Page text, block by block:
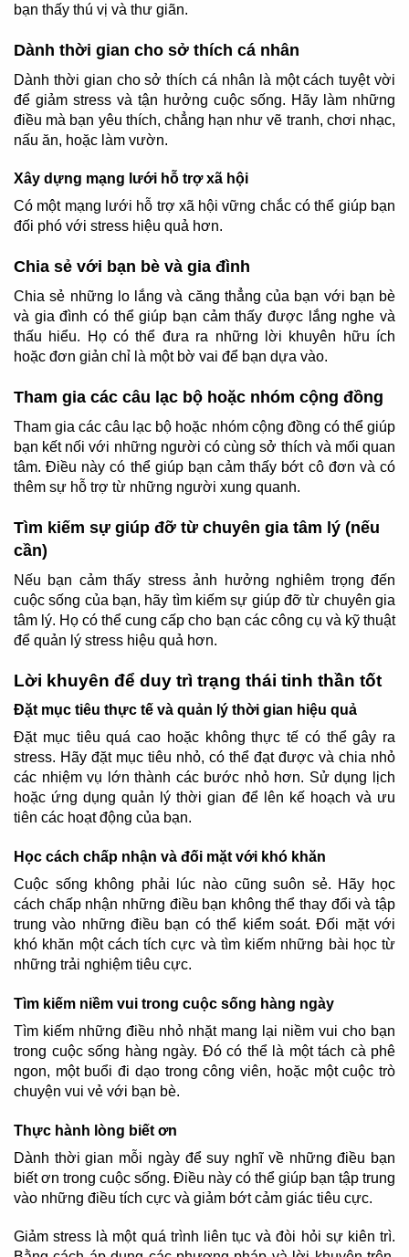
bạn thấy thú vị và thư giãn.
Dành thời gian cho sở thích cá nhân
Dành thời gian cho sở thích cá nhân là một cách tuyệt vời
để giảm stress và tận hưởng cuộc sống. Hãy làm những
điều mà bạn yêu thích, chẳng hạn như vẽ tranh, chơi nhạc,
nấu ăn, hoặc làm vườn.
Xây dựng mạng lưới hỗ trợ xã hội
Có một mạng lưới hỗ trợ xã hội vững chắc có thể giúp bạn
đối phó với stress hiệu quả hơn.
Chia sẻ với bạn bè và gia đình
Chia sẻ những lo lắng và căng thẳng của bạn với bạn bè
và gia đình có thể giúp bạn cảm thấy được lắng nghe và
thấu hiểu. Họ có thể đưa ra những lời khuyên hữu ích
hoặc đơn giản chỉ là một bờ vai để bạn dựa vào.
Tham gia các câu lạc bộ hoặc nhóm cộng đồng
Tham gia các câu lạc bộ hoặc nhóm cộng đồng có thể giúp
bạn kết nối với những người có cùng sở thích và mối quan
tâm. Điều này có thể giúp bạn cảm thấy bớt cô đơn và có
thêm sự hỗ trợ từ những người xung quanh.
Tìm kiếm sự giúp đỡ từ chuyên gia tâm lý (nếu
cần)
Nếu bạn cảm thấy stress ảnh hưởng nghiêm trọng đến
cuộc sống của bạn, hãy tìm kiếm sự giúp đỡ từ chuyên gia
tâm lý. Họ có thể cung cấp cho bạn các công cụ và kỹ thuật
để quản lý stress hiệu quả hơn.
Lời khuyên để duy trì trạng thái tinh thần tốt
Đặt mục tiêu thực tế và quản lý thời gian hiệu quả
Đặt mục tiêu quá cao hoặc không thực tế có thể gây ra
stress. Hãy đặt mục tiêu nhỏ, có thể đạt được và chia nhỏ
các nhiệm vụ lớn thành các bước nhỏ hơn. Sử dụng lịch
hoặc ứng dụng quản lý thời gian để lên kế hoạch và ưu
tiên các hoạt động của bạn.
Học cách chấp nhận và đối mặt với khó khăn
Cuộc sống không phải lúc nào cũng suôn sẻ. Hãy học
cách chấp nhận những điều bạn không thể thay đổi và tập
trung vào những điều bạn có thể kiểm soát. Đối mặt với
khó khăn một cách tích cực và tìm kiếm những bài học từ
những trải nghiệm tiêu cực.
Tìm kiếm niềm vui trong cuộc sống hàng ngày
Tìm kiếm những điều nhỏ nhặt mang lại niềm vui cho bạn
trong cuộc sống hàng ngày. Đó có thể là một tách cà phê
ngon, một buổi đi dạo trong công viên, hoặc một cuộc trò
chuyện vui vẻ với bạn bè.
Thực hành lòng biết ơn
Dành thời gian mỗi ngày để suy nghĩ về những điều bạn
biết ơn trong cuộc sống. Điều này có thể giúp bạn tập trung
vào những điều tích cực và giảm bớt cảm giác tiêu cực.
Giảm stress là một quá trình liên tục và đòi hỏi sự kiên trì.